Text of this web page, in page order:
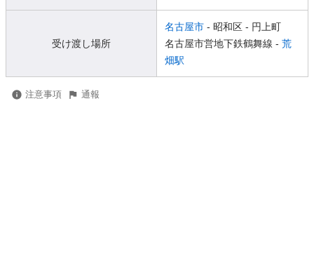
受け渡し場所
名古屋市 - 昭和区 - 円上町
名古屋市営地下鉄鶴舞線 - 荒
畑駅
注意事項 通報